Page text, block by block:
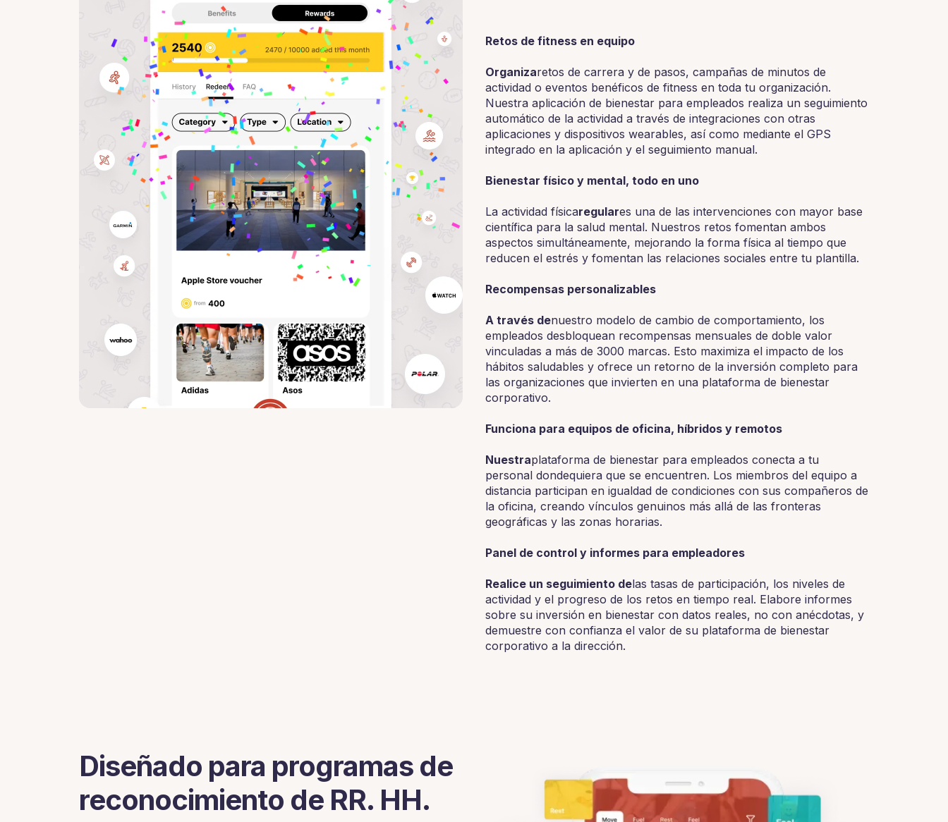
Retos de fitness en equipo
‍Organizaretos de carrera y de pasos, campañas de minutos de
actividad o eventos benéficos de fitness en toda tu organización.
Nuestra aplicación de bienestar para empleados realiza un seguimiento
automático de la actividad a través de integraciones con otras
aplicaciones y dispositivos wearables, así como mediante el GPS
integrado en la aplicación y el seguimiento manual.
‍Bienestar físico y mental, todo en uno
‍La actividad físicaregulares una de las intervenciones con mayor base
científica para la salud mental. Nuestros retos fomentan ambos
aspectos simultáneamente, mejorando la forma física al tiempo que
reducen el estrés y fomentan las relaciones sociales entre tu plantilla.
‍Recompensas personalizables
‍A través denuestro modelo de cambio de comportamiento, los
empleados desbloquean recompensas mensuales de doble valor
vinculadas a más de 3000 marcas. Esto maximiza el impacto de los
hábitos saludables y ofrece un retorno de la inversión completo para
las organizaciones que invierten en una plataforma de bienestar
corporativo.
‍Funciona para equipos de oficina, híbridos y remotos
‍Nuestraplataforma de bienestar para empleados conecta a tu
personal dondequiera que se encuentren. Los miembros del equipo a
distancia participan en igualdad de condiciones con sus compañeros de
la oficina, creando vínculos genuinos más allá de las fronteras
geográficas y las zonas horarias.
‍Panel de control y informes para empleadores
‍Realice un seguimiento delas tasas de participación, los niveles de
actividad y el progreso de los retos en tiempo real. Elabore informes
sobre su inversión en bienestar con datos reales, no con anécdotas, y
demuestre con confianza el valor de su plataforma de bienestar
corporativo a la dirección.
Diseñado para programas de
reconocimiento de RR. HH.